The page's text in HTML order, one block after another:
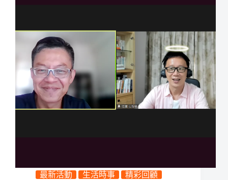
最新活動 生活時事 精彩回顧